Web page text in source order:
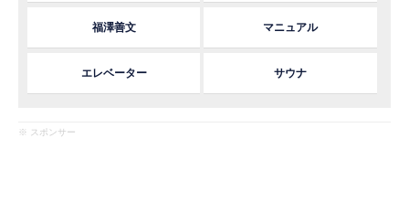
福澤善文 マニュアル
エレベーター サウナ
※ スポンサー